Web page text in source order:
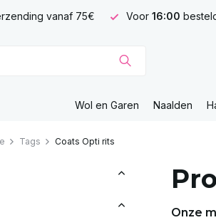
vanaf 75€ Voor 16:00
Wol en Garen Naalden
Tags Coats Opti rits
Onze